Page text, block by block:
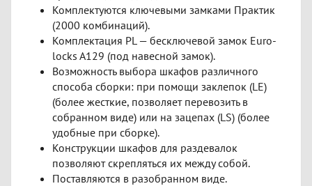
Комплектуются ключевыми замками Практик
(2000 комбинаций).
Комплектация PL — бесключевой замок Euro-
locks A129 (под навесной замок).
Возможность выбора шкафов различного
способа сборки: при помощи заклепок (LE)
(более жесткие, позволяет перевозить в
собранном виде) или на зацепах (LS) (более
удобные при сборке).
Конструкции шкафов для раздевалок
позволяют скрепляться их между собой.
Поставляются в разобранном виде.